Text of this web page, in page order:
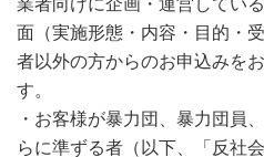
面（実施形態・内容・目的・
者以外の方からのお申込みを
す。
・お客様が暴力団、暴力団員
らに準ずる者（以下、「反社